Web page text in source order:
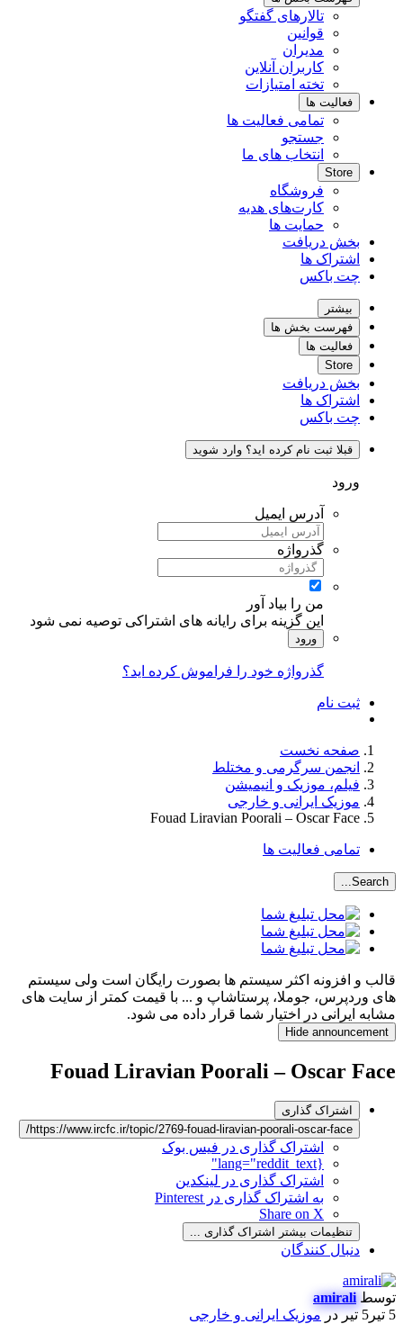
تالارهای گفتگو
قوانین
مدیران
کاربران آنلاین
تخته امتیازات
فعالیت ها
تمامی فعالیت ها
جستجو
انتخاب های ما
Store
فروشگاه
کارت‌های هدیه
حمایت ها
بخش دریافت
اشتراک ها
چت باکس
بیشتر
فهرست بخش ها
فعالیت ها
Store
بخش دریافت
اشتراک ها
چت باکس
قبلا ثبت نام کرده اید؟ وارد شوید
ورود
آدرس ایمیل
گذرواژه
من را بیاد آور
این گزینه برای رایانه های اشتراکی توصیه نمی شود
ورود
گذرواژه خود را فراموش کرده اید؟
ثبت نام
صفحه نخست
انجمن سرگرمی و مختلط
فیلم، موزیک و انیمیشن
موزیک ایرانی و خارجی
Fouad Liravian Poorali – Oscar Face
تمامی فعالیت ها
Search...
قالب و افزونه اکثر سیستم ها بصورت رایگان است ولی سیستم
های وردپرس، جوملا، پرستاشاپ و ... با قیمت کمتر از سایت های
مشابه ایرانی در اختیار شما قرار داده می شود.
Hide announcement
Fouad Liravian Poorali – Oscar Face
اشتراک گذاری
https://www.ircfc.ir/topic/2769-fouad-liravian-poorali-oscar-face/
اشتراک گذاری در فیس بوک
{lang="reddit_text"
اشتراک گذاری در لینکدین
به اشتراک گذاری در Pinterest
Share on X
تنظیمات بیشتر اشتراک گذاری ...
دنبال کنندگان
توسطamirali
5 تیر
5 تیر درموزیک ایرانی و خارجی